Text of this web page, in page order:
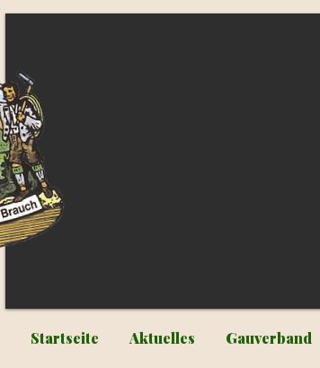
Startseite Aktuelles Gauverband